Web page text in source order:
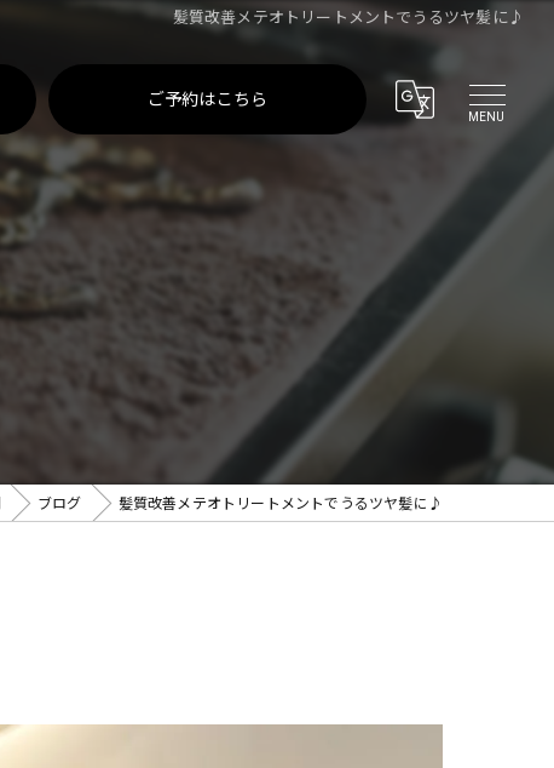
髪質改善メテオトリートメントでうるツヤ髪に♪
ご予約はこちら
ブログ 髪質改善メテオトリートメントでうるツヤ髪に♪